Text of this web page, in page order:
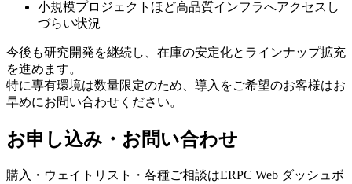
小規模プロジェクトほど高品質インフラへアクセスし
づらい状況
今後も研究開発を継続し、在庫の安定化とラインナップ拡充
を進めます。
特に専有環境は数量限定のため、導入をご希望のお客様はお
早めにお問い合わせください。
お申し込み・お問い合わせ
購入・ウェイトリスト・各種ご相談はERPC Web ダッシュボ